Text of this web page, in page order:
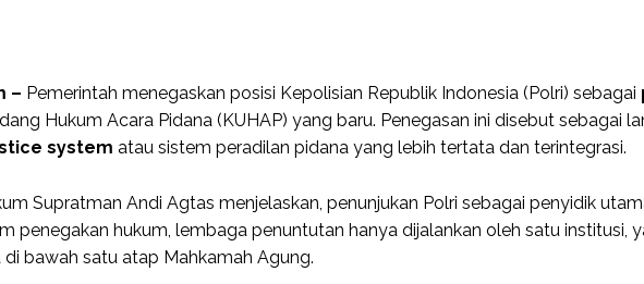
– Pemerintah menegaskan posisi Kepolisian Republik Indonesia (Polri) sebagai
Hukum Acara Pidana (KUHAP) yang baru. Penegasan ini disebut sebagai
system atau sistem peradilan pidana yang lebih tertata dan terintegrasi.
Supratman Andi Agtas menjelaskan, penunjukan Polri sebagai penyidik
penegakan hukum, lembaga penuntutan hanya dijalankan oleh satu institusi,
di bawah satu atap Mahkamah Agung.